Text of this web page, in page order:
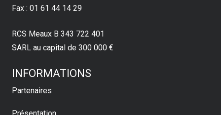
Fax : 01 61 44 14 29
RCS Meaux B 343 722 401
SARL au capital de 300 000 €
INFORMATIONS
Partenaires